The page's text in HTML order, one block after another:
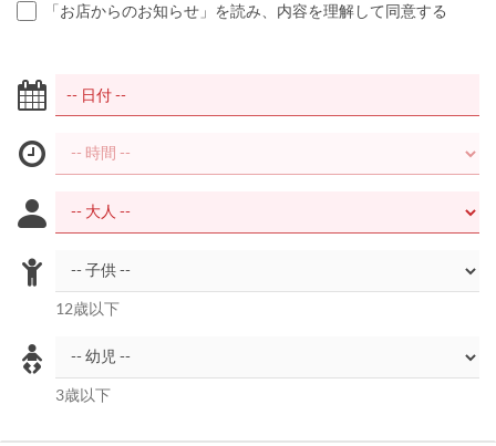
「お店からのお知らせ」を読み、内容を理解して同意する
12歳以下
3歳以下